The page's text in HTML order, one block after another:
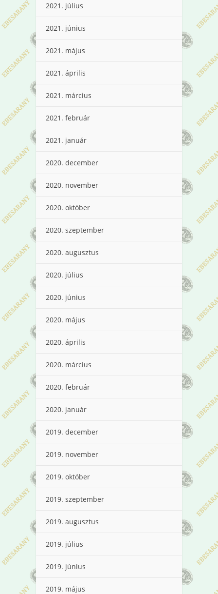
2021. július
2021. június
2021. május
2021. április
2021. március
2021. február
2021. január
2020. december
2020. november
2020. október
2020. szeptember
2020. augusztus
2020. július
2020. június
2020. május
2020. április
2020. március
2020. február
2020. január
2019. december
2019. november
2019. október
2019. szeptember
2019. augusztus
2019. július
2019. június
2019. május